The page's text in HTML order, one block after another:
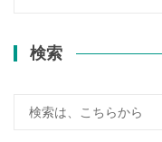
検索